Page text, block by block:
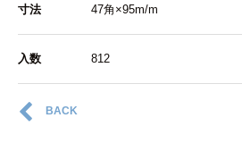
寸法 47角×95m/m
入数 812
BACK